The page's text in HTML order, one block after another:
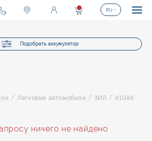
Подобрать аккумулятор
/Легковые автомобили / ЗИЛ /41046
ничего не найдено
0 RU